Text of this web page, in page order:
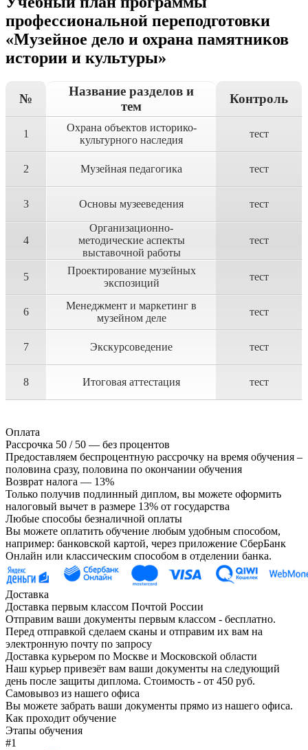
профессиональной переподготовки
«Музейное дело и охрана памятников
истории и культуры»
№
Название разделов и
тем
Контроль
1
Охрана объектов историко-
культурного наследия
тест
2 Музейная педагогика тест
3 Основы музееведения тест
4
Организационно-
методические аспекты
выставочной работы
тест
5
Проектирование музейных
экспозиций
тест
6
Менеджмент и маркетинг в
музейном деле
тест
7 Экскурсоведение тест
8 Итоговая аттестация тест
Оплата
Рассрочка 50 / 50 — без процентов
Предоставляем беспроцентную рассрочку на время обучения –
половина сразу, половина по окончании обучения
Возврат налога — 13%
Только получив подлинный диплом, вы можете оформить
налоговый вычет в размере 13% от государства
Любые способы безналичной оплаты
Вы можете оплатить обучение любым удобным способом,
например: банковской картой, через приложение СберБанк
Онлайн или классическим способом в отделении банка.
Доставка
Доставка первым классом Почтой России
Отправим ваши документы первым классом - бесплатно.
Перед отправкой сделаем сканы и отправим их вам на
электронную почту по запросу
Доставка курьером по Москве и Московской области
Наш курьер привезёт вам ваши документы на следующий
день после защиты диплома. Стоимость - от 450 руб.
Самовывоз из нашего офиса
Вы можете забрать ваши документы прямо из нашего офиса.
Как проходит обучение
Этапы обучения
#1